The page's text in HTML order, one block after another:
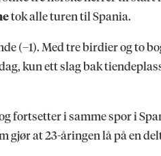
tok alle turen til Spania.
(–1). Med tre birdier og to
kun ett slag bak
fortsetter i samme spor i
gjør at 23-åringen lå på en